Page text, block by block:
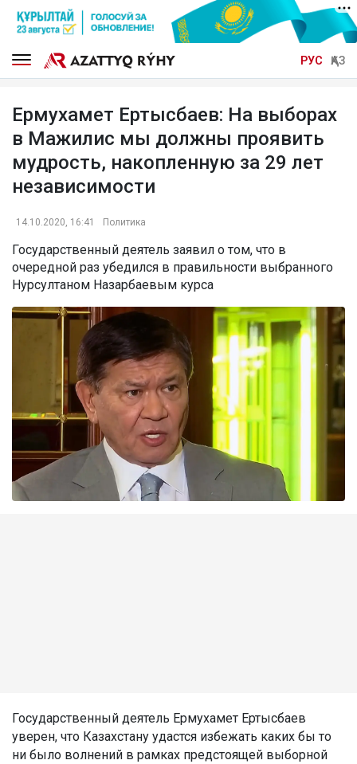
РУС ҚАЗ
Ермухамет Ертысбаев: На выборах
в Мажилис мы должны проявить
мудрость, накопленную за 29 лет
независимости
14.10.2020, 16:41 Политика
Государственный деятель заявил о том, что в
очередной раз убедился в правильности выбранного
Нурсултаном Назарбаевым курса
Государственный деятель Ермухамет Ертысбаев
уверен, что Казахстану удастся избежать каких бы то
ни было волнений в рамках предстоящей выборной